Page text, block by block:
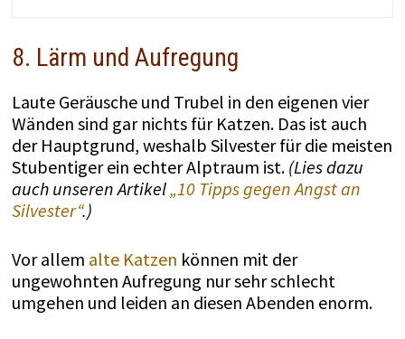
8. Lärm und Aufregung
Laute Geräusche und Trubel in den eigenen vier
Wänden sind gar nichts für Katzen. Das ist auch
der Hauptgrund, weshalb Silvester für die meisten
Stubentiger ein echter Alptraum ist. (Lies dazu
auch unseren Artikel„10 Tipps gegen Angst an
Silvester“.)
Vor allem alte Katzen können mit der
ungewohnten Aufregung nur sehr schlecht
umgehen und leiden an diesen Abenden enorm.